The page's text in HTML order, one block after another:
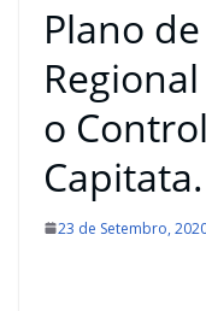
Plano
o
Capitata.
23 de Setembro,